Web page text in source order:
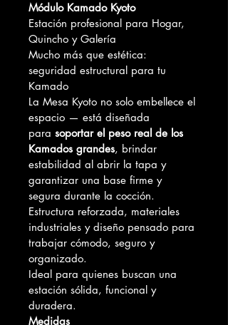
Módulo Kamado Kyoto
Estación profesional para Hogar,
Quincho y Galería
Mucho más que estética:
seguridad estructural para tu
Kamado
La Mesa Kyoto no solo embellece el
espacio — está diseñada
para soportar el peso real de los
Kamados grandes, brindar
estabilidad al abrir la tapa y
garantizar una base firme y
segura durante la cocción.
Estructura reforzada, materiales
industriales y diseño pensado para
trabajar cómodo, seguro y
organizado.
Ideal para quienes buscan una
estación sólida, funcional y
duradera.
Medidas